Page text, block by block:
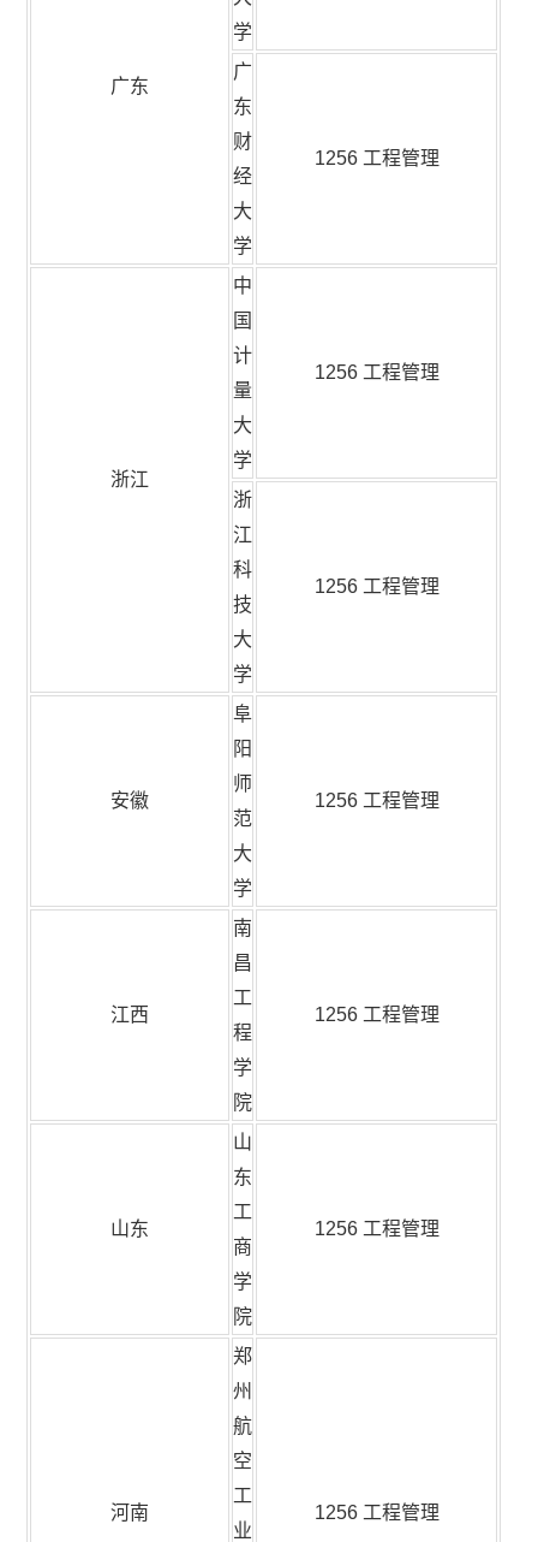
广东
学
广
东
财
经
大
学
1256 工程管理
浙江
中
国
计
量
大
学
1256 工程管理
浙
江
科
技
大
学
1256 工程管理
安徽
阜
阳
师
范
大
学
1256 工程管理
江西
南
昌
工
程
学
院
1256 工程管理
山东
山
东
工
商
学
院
1256 工程管理
河南
郑
州
航
空
工
业
1256 工程管理